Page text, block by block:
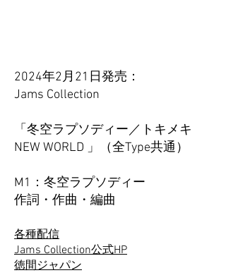
2024年2月21日発売：
Jams Collection
「冬空ラプソディー／トキメキ
NEW WORLD 」（全Type共通）
M1：冬空ラプソディー
​作詞・作曲・編曲
各種配信
Jams Collection公式HP
徳間ジャパン